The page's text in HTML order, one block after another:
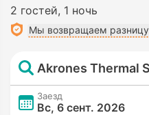
Полностью уединенно
2 гостей 1 ночь
Мы возвращаем
Akrones Thermal
Заезд
Вс, 6 сент. 2026